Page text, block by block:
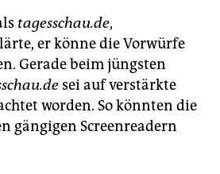
tagesschau.de,
er könne die Vorwürfe
Gerade beim jüngsten
sei auf verstärkte
worden. So könnten die
gängigen Screenreadern